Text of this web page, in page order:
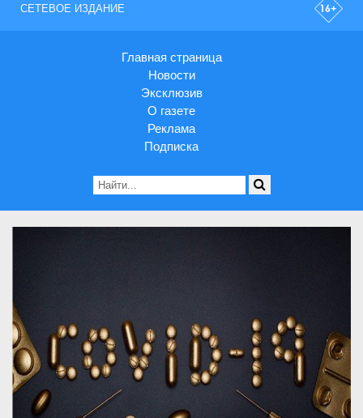
СЕТЕВОЕ ИЗДАНИЕ
Главная страница
Новости
Эксклюзив
О газете
Реклама
Подписка